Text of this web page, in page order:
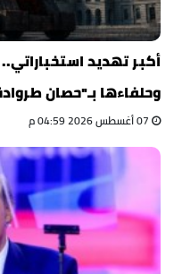
أكبر تهديد
وحلفاءها بـ"حصان